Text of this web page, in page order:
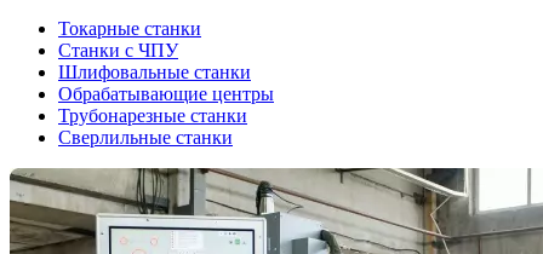
Токарные станки
Станки с ЧПУ
Шлифовальные станки
Обрабатывающие центры
Трубонарезные станки
Сверлильные станки